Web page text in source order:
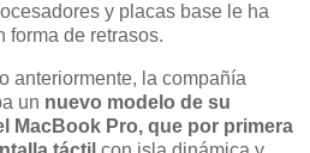
y placas base le ha
forma de retrasos.
anteriormente, la compañía
un nuevo modelo de su
MacBook Pro, que por primera